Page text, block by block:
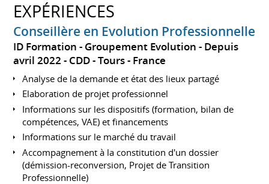
EXPÉRIENCES
Conseillère en Evolution Professionnelle
ID Formation - Groupement Evolution
Depuis
avril 2022 CDD Tours France
Analyse de la demande et état des lieux partagé
Elaboration de projet professionnel
Informations sur les dispositifs (formation, bilan de
compétences, VAE) et financements
Informations sur le marché du travail
Accompagnement à la constitution d'un dossier
(démission-reconversion, Projet de Transition
Professionnelle)